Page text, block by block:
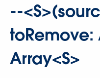
--
toRemove:
Array<S>